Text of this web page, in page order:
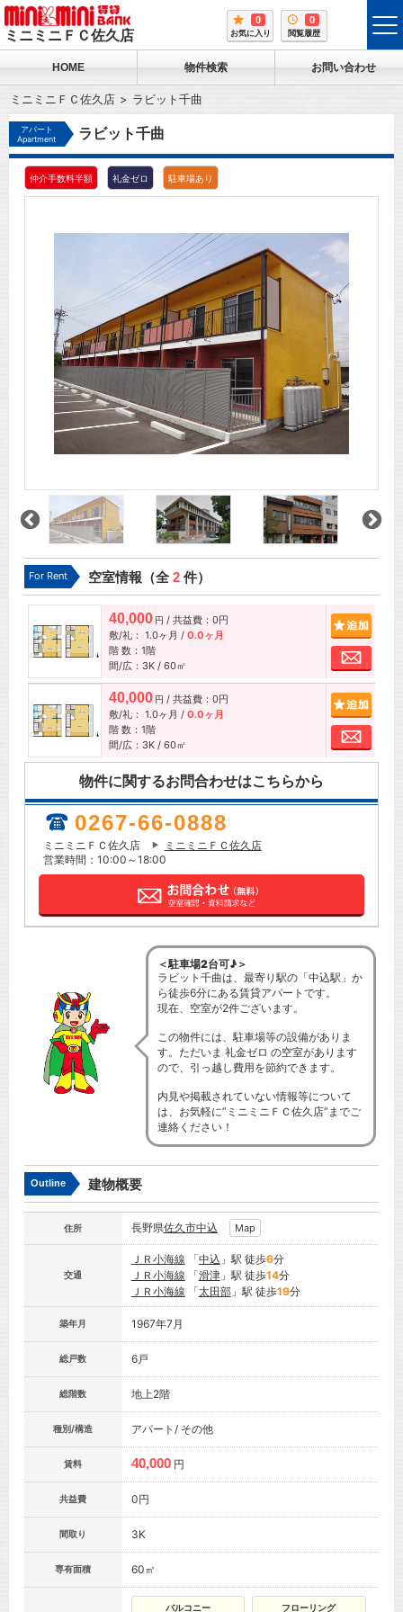
ミニミニＦＣ佐久店
0
お気に入り
0
閲覧履歴
HOME 物件検索 お問い合わせ
ミニミニＦＣ佐久店 ラビット千曲
アパート
Apartment
ラビット千曲
仲介手数料半額 礼金ゼロ 駐車場あり
For Rent 空室情報（全2件）
40,000 円 / 共益費：0円
敷/礼： 1.0ヶ月 / 0.0ヶ月
階 数：1階
間/広：3K / 60㎡
お問
40,000 円 / 共益費：0円
敷/礼： 1.0ヶ月 / 0.0ヶ月
階 数：1階
間/広：3K / 60㎡
お問
物件に関するお問合わせはこちらから
0267-66-0888
ミニミニＦＣ佐久店
ミニミニＦＣ佐久店
営業時間：10:00～18:00
＜駐車場2台可♪＞
ラビット千曲は、最寄り駅の「中込駅」か
ら徒歩6分にある賃貸アパートです。
現在、空室が2件ございます。
この物件には、駐車場等の設備がありま
す。ただいま 礼金ゼロ の空室があります
ので、引っ越し費用を節約できます。
内見や掲載されていない情報等について
は、お気軽に”ミニミニＦＣ佐久店”までご
連絡ください！
Outline 建物概要
住所 長野県佐久市中込 Map
交通
ＪＲ小海線 「中込 」駅 徒歩6分
ＪＲ小海線 「滑津」駅 徒歩14分
ＪＲ小海線 「太田部」駅 徒歩19分
築年月 1967年7月
総戸数 6戸
総階数 地上2階
種別/構造 アパート/ その他
賃料 40,000 円
共益費 0円
間取り 3K
専有面積 60㎡
バルコニー フローリング